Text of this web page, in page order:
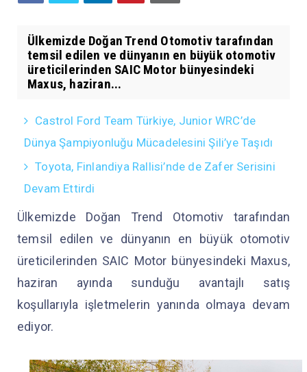
Ülkemizde Doğan Trend Otomotiv tarafından
temsil edilen ve dünyanın en büyük otomotiv
üreticilerinden SAIC Motor bünyesindeki
Maxus, haziran...
Castrol Ford Team Türkiye, Junior WRC’de
Dünya Şampiyonluğu Mücadelesini Şili’ye Taşıdı
Toyota, Finlandiya Rallisi’nde de Zafer Serisini
Devam Ettirdi
Ülkemizde Doğan Trend Otomotiv tarafından
temsil edilen ve dünyanın en büyük otomotiv
üreticilerinden SAIC Motor bünyesindeki Maxus,
haziran ayında sunduğu avantajlı satış
koşullarıyla işletmelerin yanında olmaya devam
ediyor.